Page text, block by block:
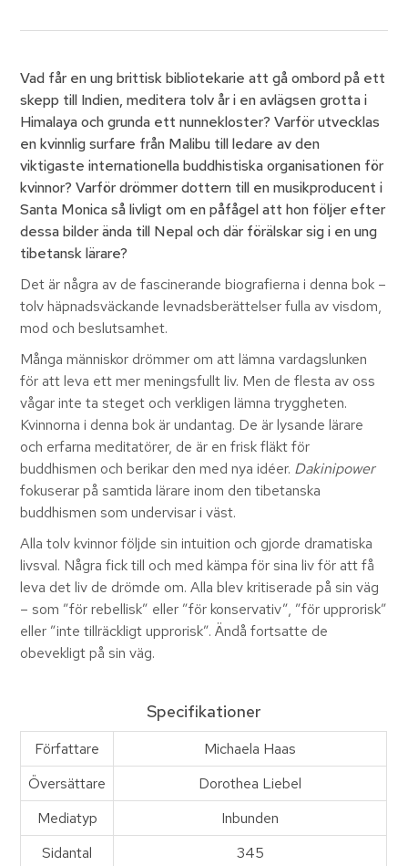
Vad får en ung brittisk bibliotekarie att gå ombord på ett
skepp till Indien, meditera tolv år i en avlägsen grotta i
Himalaya och grunda ett nunnekloster? Varför utvecklas
en kvinnlig surfare från Malibu till ledare av den
viktigaste internationella buddhistiska organisationen för
kvinnor? Varför drömmer dottern till en musikproducent i
Santa Monica så livligt om en påfågel att hon följer efter
dessa bilder ända till Nepal och där förälskar sig i en ung
tibetansk lärare?
Det är några av de fascinerande biografierna i denna bok –
tolv häpnadsväckande levnadsberättelser fulla av visdom,
mod och beslutsamhet.
Många människor drömmer om att lämna vardagslunken
för att leva ett mer meningsfullt liv. Men de flesta av oss
vågar inte ta steget och verkligen lämna tryggheten.
Kvinnorna i denna bok är undantag. De är lysande lärare
och erfarna meditatörer, de är en frisk fläkt för
buddhismen och berikar den med nya idéer. Dakinipower
fokuserar på samtida lärare inom den tibetanska
buddhismen som undervisar i väst.
Alla tolv kvinnor följde sin intuition och gjorde dramatiska
livsval. Några fick till och med kämpa för sina liv för att få
leva det liv de drömde om. Alla blev kritiserade på sin väg
– som ”för rebellisk” eller ”för konservativ”, ”för upprorisk”
eller ”inte tillräckligt upprorisk”. Ändå fortsatte de
obevekligt på sin väg.
Specifikationer
Författare
Michaela Haas
Översättare
Dorothea Liebel
Mediatyp
Inbunden
Sidantal
345